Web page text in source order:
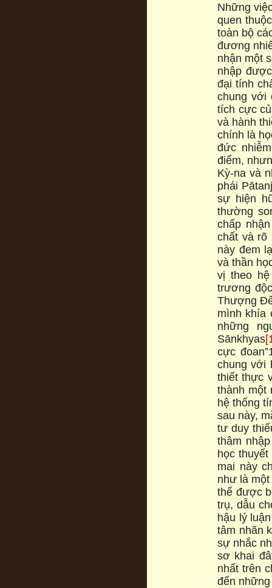
Những
quen
toàn bộ
đương
nhận một
nhập
đại tính
chung với
tích cực
và hành
chính là
đức
điểm,
Kỳ-na và
phái
sự hiện
thường
chấp
chất và rõ
này đem
và thần
vị theo
trương
Thượng
mình khía
những
Sānkhyas
cực
chung với
thiết thực
thành một
hệ thống
sau này,
tư duy
thâm
học
mai này
như là
thể được
trụ, dẫu
hậu lý
tâm nhãn
sự nhắc
sơ khai
nhất trên
đến